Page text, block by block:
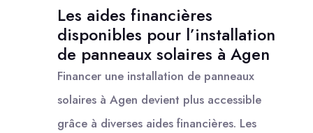
Les aides financières
disponibles pour l’installation
de panneaux solaires à Agen
Financer une installation de panneaux
solaires à Agen devient plus accessible
grâce à diverses aides financières. Les